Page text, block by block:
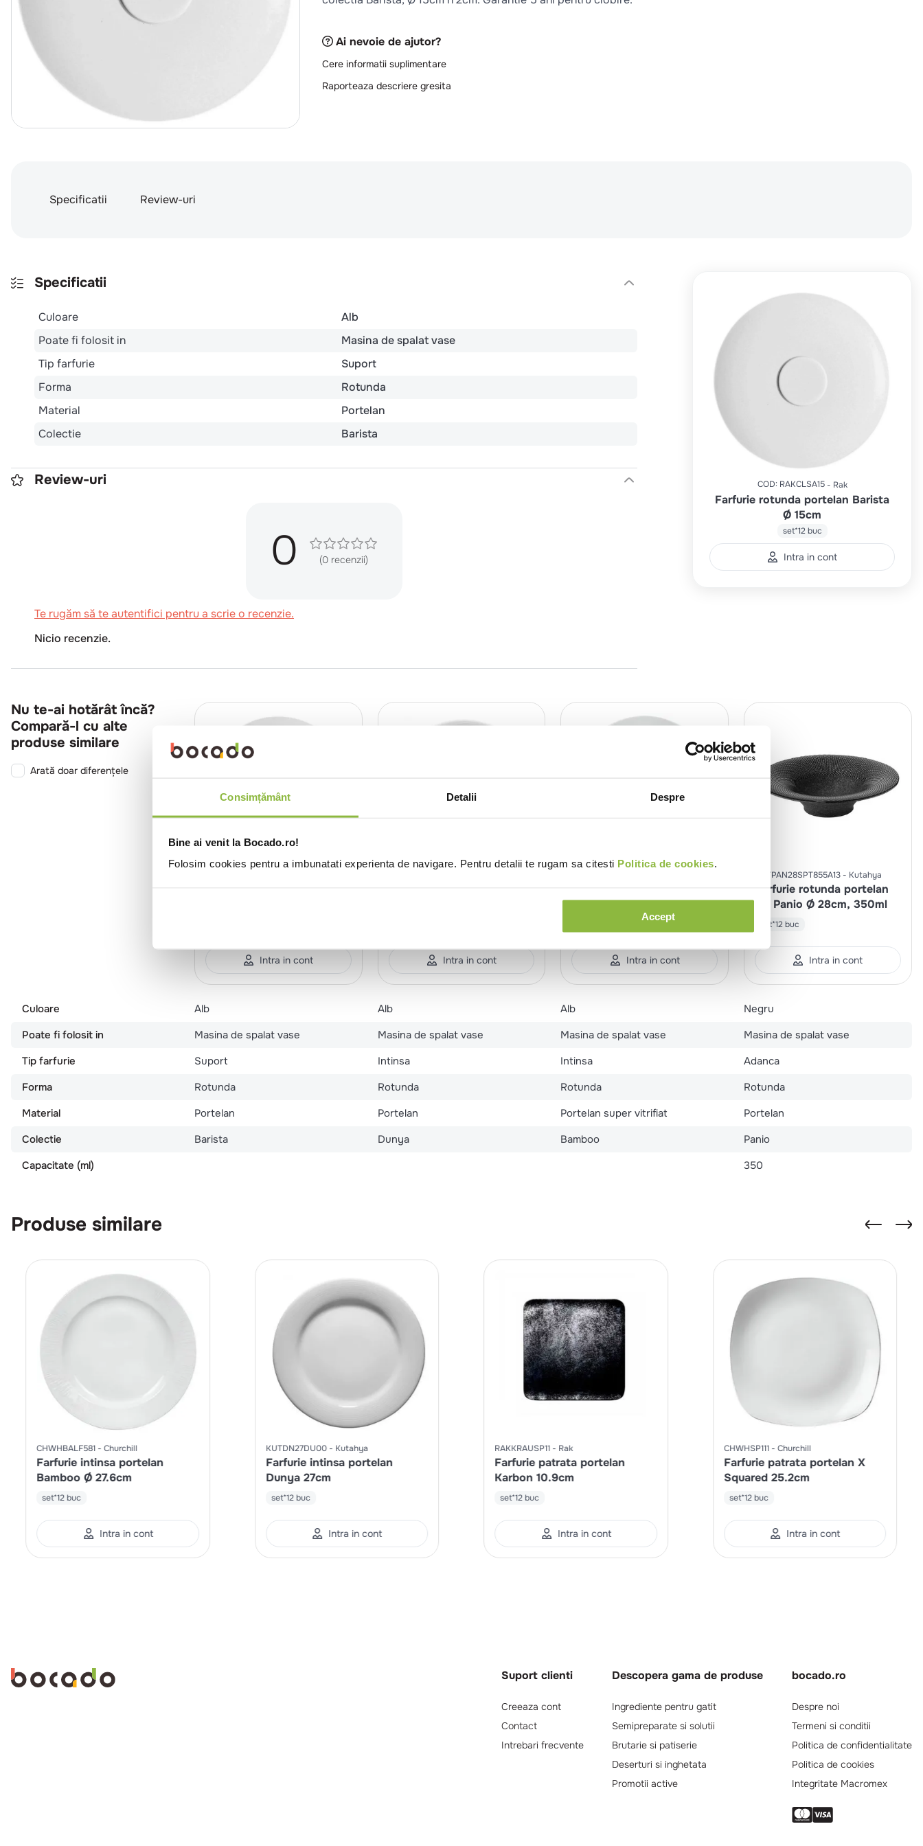
Consimțământ Detalii Despre
Bine ai venit la Bocado.ro!
Folosim cookies pentru a imbunatati experienta de navigare. Pentru detalii te rugam sa citesti Politica de cookies.
Accept
Ai nevoie de ajutor?
Cere informatii suplimentare
Raporteaza descriere gresita
Specificatii Review-uri
Specificatii
Culoare
Alb
Poate fi folosit in
Masina de spalat vase
Tip farfurie
Suport
Forma
Rotunda
Material
Portelan
Colectie
Barista
Review-uri
0 (0 recenzii)
Te rugăm să te autentifici pentru a scrie o recenzie.
Nicio recenzie.
COD: RAKCLSA15 Rak
Farfurie rotunda portelan Barista
Ø 15cm
set*12 buc
Intra in cont
Nu te-ai hotărât încă?
Compară-l cu alte
produse similare
Arată doar diferențele
Intra in cont Intra in cont
Bamboo Ø 27.6cm
Intra in cont
KUTPAN28SPT855A13 Kutahya
Farfurie rotunda portelan
3D Panio Ø 28cm, 350ml
set*12 buc
Intra in cont
Culoare Alb Alb Alb
Negru
Poate fi folosit in
Masina de spalat vase Masina de spalat vase Masina de spalat vase
Masina de spalat vase
Tip farfurie
Suport Intinsa Intinsa
Adanca
Forma
Rotunda Rotunda Rotunda
Rotunda
Material
Portelan Portelan Portelan super vitrifiat
Portelan
Colectie
Barista Dunya Bamboo
Panio
Capacitate (ml)
350
Produse similare
CHWHBALF581 Churchill
Farfurie intinsa portelan
Bamboo Ø 27.6cm
set*12 buc
Intra in cont
KUTDN27DU00 Kutahya
Farfurie intinsa portelan
Dunya 27cm
set*12 buc
Intra in cont
RAKKRAUSP11 Rak
Farfurie patrata portelan
Karbon 10.9cm
set*12 buc
Intra in cont
CHWHSP111 Churchill
Farfurie patrata portelan X
Squared 25.2cm
set*12 buc
Intra in cont
Suport clienti
Creeaza cont
Contact
Intrebari frecvente
Descopera gama de produse
Ingrediente pentru gatit
Semipreparate si solutii
Brutarie si patiserie
Deserturi si inghetata
Promotii active
bocado.ro
Despre noi
Termeni si conditii
Politica de confidentialitate
Politica de cookies
Integritate Macromex